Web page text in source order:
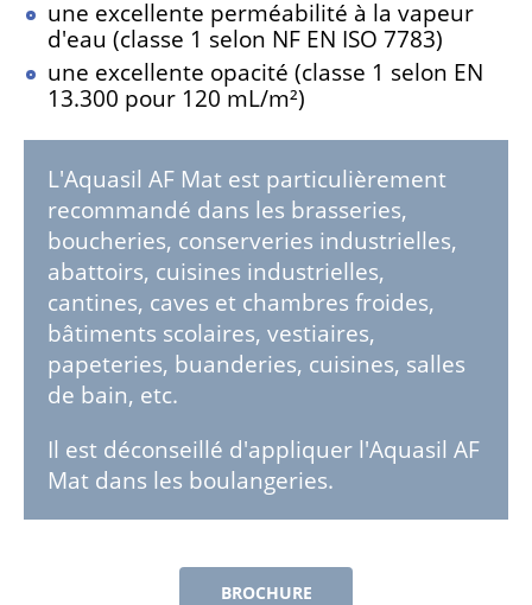
une excellente perméabilité à la vapeur
d'eau (classe 1 selon NF EN ISO 7783)
une excellente opacité (classe 1 selon EN
13.300 pour 120 mL/m²)
L'Aquasil AF Mat est particulièrement
recommandé dans les brasseries,
boucheries, conserveries industrielles,
abattoirs, cuisines industrielles,
cantines, caves et chambres froides,
bâtiments scolaires, vestiaires,
papeteries, buanderies, cuisines, salles
de bain, etc.
Il est déconseillé d'appliquer l'Aquasil AF
Mat dans les boulangeries.
BROCHURE